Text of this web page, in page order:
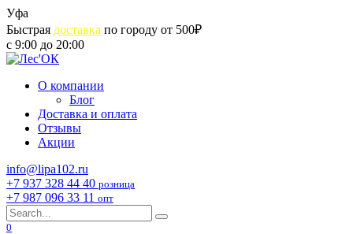
Skip
to
content
Уфа
Быстрая доставка по городу от 500₽
с 9:00 до 20:00
О компании
Блог
Доставка и оплата
Отзывы
Акции
info@lipa102.ru
+7 937 328 44 40 розница
+7 987 096 33 11 опт
Search
for:
0